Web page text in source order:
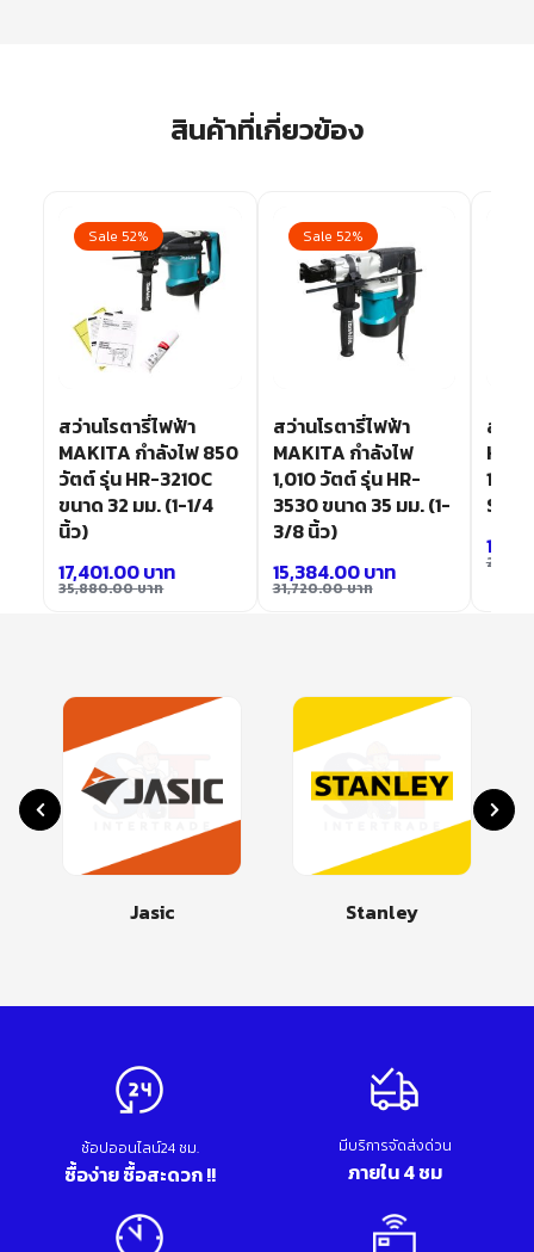
สินค้าที่เกี่ยวข้อง
Sale 52%
สว่านโรตารี่ไฟฟ้า
MAKITA กำลังไฟ 850
วัตต์ รุ่น HR-3210C
ขนาด 32 มม. (1-1/4
นิ้ว)
35,880.00บาท
17,401.00บาท
Sale 52%
สว่านโรตารี่ไฟฟ้า
MAKITA กำลังไฟ
1,010 วัตต์ รุ่น HR-
3530 ขนาด 35 มม. (1-
3/8 นิ้ว)
31,720.00บาท
15,384.00บาท
สว่า
1/
Jasic Stanley
ช้อปออนไลน์24 ชม.
ซื้อง่าย ซื้อสะดวก !!
มีบริการจัดส่งด่วน
ภายใน 4 ชม